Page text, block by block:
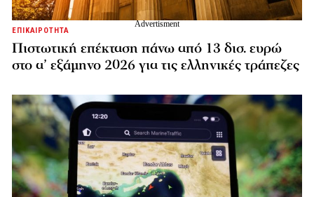
ΕΠΙΚΑΙΡΟΤΗΤΑ
Πιστωτική επέκταση πάνω από 13 δισ. ευρώ
στο α’ εξάμηνο 2026 για τις ελληνικές τράπεζες